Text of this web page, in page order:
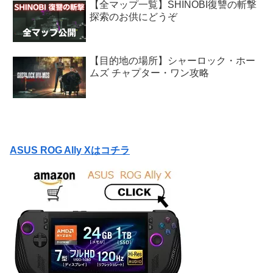
【全マップ一覧】SHINOBI復讐の斬撃
探索のお供にどうぞ
【目的地の場所】シャーロック・ホー
ムズ チャプター・ワン攻略
ASUS ROG Ally Xはコチラ